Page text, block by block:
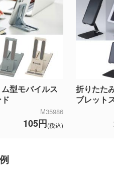
型モバイルス
M35986
105円(税込)
折りたた
ブレット